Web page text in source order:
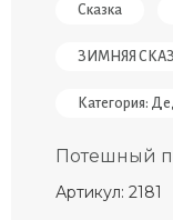
Сказка
ЗИМНЯЯ
Категория:
Потешный
Артикул: 2181